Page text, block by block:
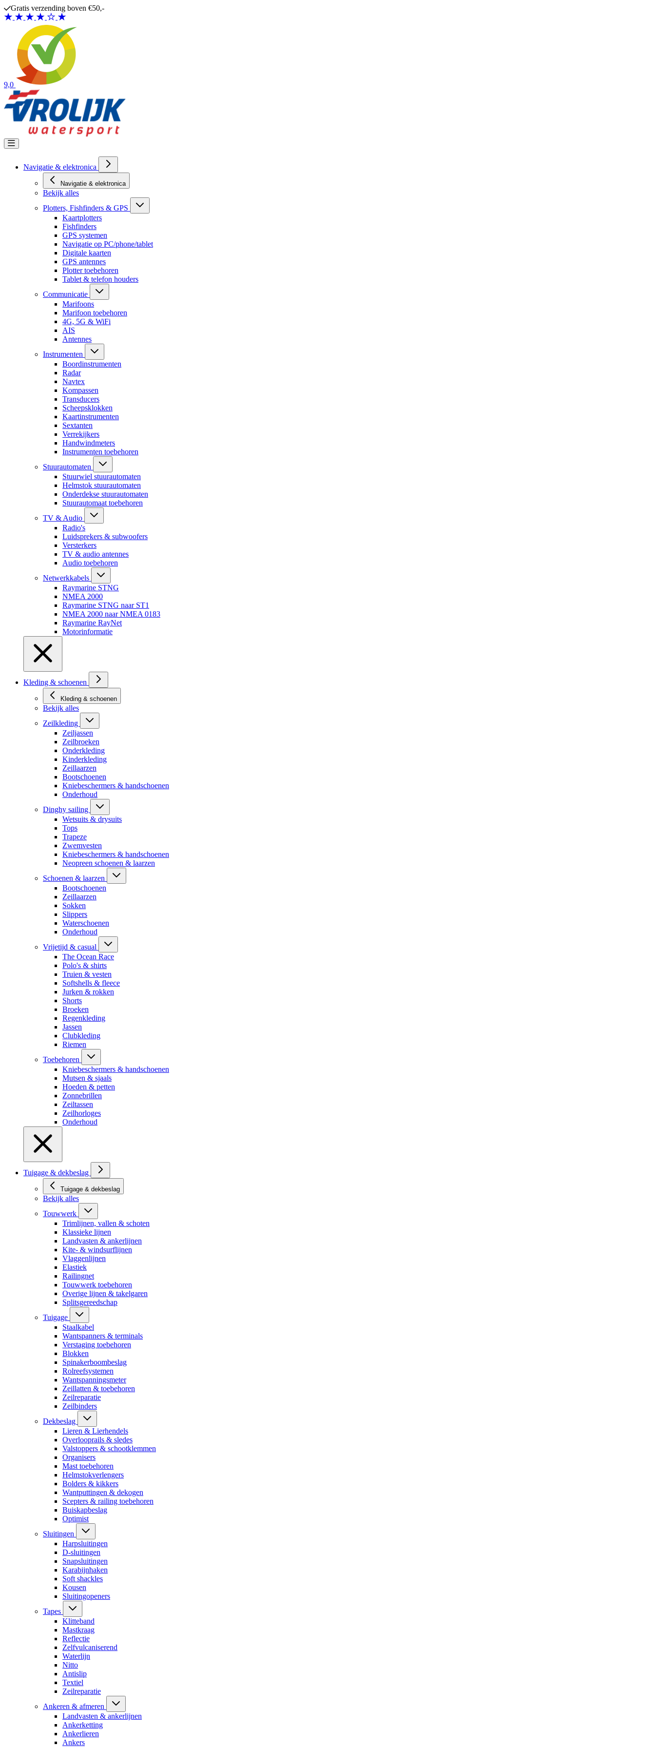
Ga naar de inhoud
Gratis verzending boven €50,-
9,0
Navigatie & elektronica
Navigatie & elektronica
Bekijk alles
Plotters, Fishfinders & GPS
Kaartplotters
Fishfinders
GPS systemen
Navigatie op PC/phone/tablet
Digitale kaarten
GPS antennes
Plotter toebehoren
Tablet & telefon houders
Communicatie
Marifoons
Marifoon toebehoren
4G, 5G & WiFi
AIS
Antennes
Instrumenten
Boordinstrumenten
Radar
Navtex
Kompassen
Transducers
Scheepsklokken
Kaartinstrumenten
Sextanten
Verrekijkers
Handwindmeters
Instrumenten toebehoren
Stuurautomaten
Stuurwiel stuurautomaten
Helmstok stuurautomaten
Onderdekse stuurautomaten
Stuurautomaat toebehoren
TV & Audio
Radio's
Luidsprekers & subwoofers
Versterkers
TV & audio antennes
Audio toebehoren
Netwerkkabels
Raymarine STNG
NMEA 2000
Raymarine STNG naar ST1
NMEA 2000 naar NMEA 0183
Raymarine RayNet
Motorinformatie
Kleding & schoenen
Kleding & schoenen
Bekijk alles
Zeilkleding
Zeiljassen
Zeilbroeken
Onderkleding
Kinderkleding
Zeillaarzen
Bootschoenen
Kniebeschermers & handschoenen
Onderhoud
Dinghy sailing
Wetsuits & drysuits
Tops
Trapeze
Zwemvesten
Kniebeschermers & handschoenen
Neopreen schoenen & laarzen
Schoenen & laarzen
Bootschoenen
Zeillaarzen
Sokken
Slippers
Waterschoenen
Onderhoud
Vrijetijd & casual
The Ocean Race
Polo's & shirts
Truien & vesten
Softshells & fleece
Jurken & rokken
Shorts
Broeken
Regenkleding
Jassen
Clubkleding
Riemen
Toebehoren
Kniebeschermers & handschoenen
Mutsen & sjaals
Hoeden & petten
Zonnebrillen
Zeiltassen
Zeilhorloges
Onderhoud
Tuigage & dekbeslag
Tuigage & dekbeslag
Bekijk alles
Touwwerk
Trimlijnen, vallen & schoten
Klassieke lijnen
Landvasten & ankerlijnen
Kite- & windsurflijnen
Vlaggenlijnen
Elastiek
Railingnet
Touwwerk toebehoren
Overige lijnen & takelgaren
Splitsgereedschap
Tuigage
Staalkabel
Wantspanners & terminals
Verstaging toebehoren
Blokken
Spinakerboombeslag
Rolreefsystemen
Wantspanningsmeter
Zeillatten & toebehoren
Zeilreparatie
Zeilbinders
Dekbeslag
Lieren & Lierhendels
Overlooprails & sledes
Valstoppers & schootklemmen
Organisers
Mast toebehoren
Helmstokverlengers
Bolders & kikkers
Wantputtingen & dekogen
Scepters & railing toebehoren
Buiskapbeslag
Optimist
Sluitingen
Harpsluitingen
D-sluitingen
Snapsluitingen
Karabijnhaken
Soft shackles
Kousen
Sluitingopeners
Tapes
Klitteband
Mastkraag
Reflectie
Zelfvulcaniserend
Waterlijn
Nitto
Antislip
Textiel
Zeilreparatie
Ankeren & afmeren
Landvasten & ankerlijnen
Ankerketting
Ankerlieren
Ankers